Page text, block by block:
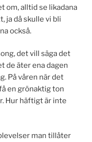
om, alltid se likadana
ja då skulle vi bli
också.
det vill säga det
de äter ena dagen
På våren när det
en grönaktig ton
Hur häftigt är inte
man tillåter